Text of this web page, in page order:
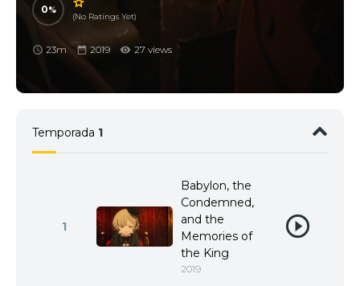
0
(No Ratings Yet)
23m 2019 27 views
Temporada 1
1
Babylon, the
Condemned,
and the
Memories of
the King
2019